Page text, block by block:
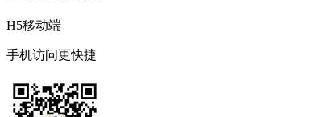
H5移动端
手机访问更快捷